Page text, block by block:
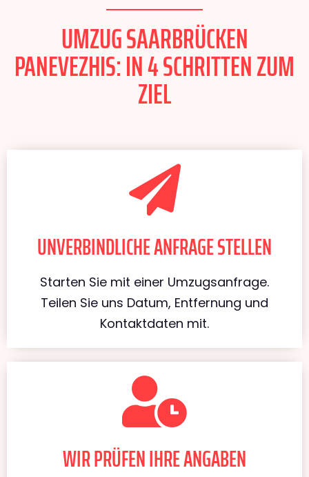
UMZUG SAARBRÜCKEN
PANEVEZHIS: IN 4 SCHRITTEN ZUM
ZIEL
UNVERBINDLICHE ANFRAGE STELLEN
Starten Sie mit einer Umzugsanfrage.
Teilen Sie uns Datum, Entfernung und
Kontaktdaten mit.
WIR PRÜFEN IHRE ANGABEN